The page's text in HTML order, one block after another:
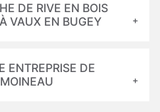
DE RIVE EN BOIS
VAUX EN BUGEY
ENTREPRISE DE